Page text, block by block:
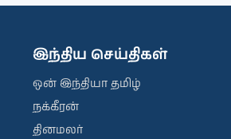
இந்திய செய்திகள்
ஒன் இந்தியா தமிழ்
நக்கீரன்
தினமலர்